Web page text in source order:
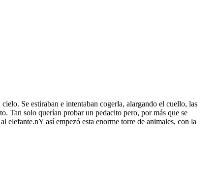
Se estiraban e intentaban cogerla, alargando el cuello, las
Tan solo querían probar un pedacito pero, por más que se
elefante.nY así empezó esta enorme torre de animales, con la